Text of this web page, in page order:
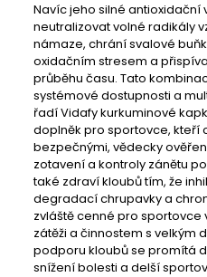
Navíc jeho silné antioxidační
neutralizovat volné radikály
námaze, chrání svalové
oxidačním stresem a
průběhu času. Tato
systémové dostupnosti a
řadí Vidafy kurkuminové
doplněk pro sportovce, kteří
bezpečnými, vědecky
zotavení a kontroly zánětu
také zdraví kloubů tím, že
degradací chrupavky a
zvláště cenné pro
zátěži a činnostem s velkým
podporu kloubů se promítá
snížení bolesti a delší